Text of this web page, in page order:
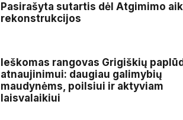
Pasirašyta sutartis dėl Atgimimo
rekonstrukcijos
Ieškomas rangovas Grigiškių
atnaujinimui: daugiau galimybių
maudynėms, poilsiui ir aktyviam
laisvalaikiui